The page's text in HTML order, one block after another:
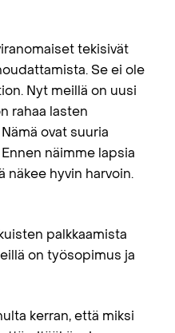
tekisivät
Se ei ole
Nyt meillä on uusi
rahaa lasten
ovat suuria
näimme lapsia
näkee hyvin harvoin.
palkkaamista
on työsopimus ja
kerran, että miksi